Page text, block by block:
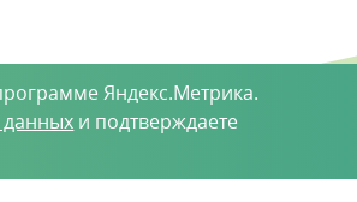
Яндекс.Метрика.
и подтверждаете